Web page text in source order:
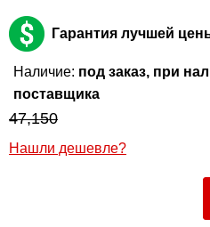
Гарантия лучшей
Наличие: под заказ, при
поставщика
47,150
Нашли дешевле?